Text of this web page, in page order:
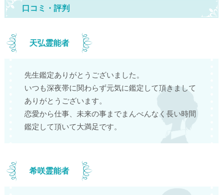
口コミ・評判
天弘霊能者
先生鑑定ありがとうございました。
いつも深夜帯に関わらず元気に鑑定して頂きまして
ありがとうございます。
恋愛から仕事、未来の事までまんべんなく長い時間
鑑定して頂いて大満足です。
希咲霊能者